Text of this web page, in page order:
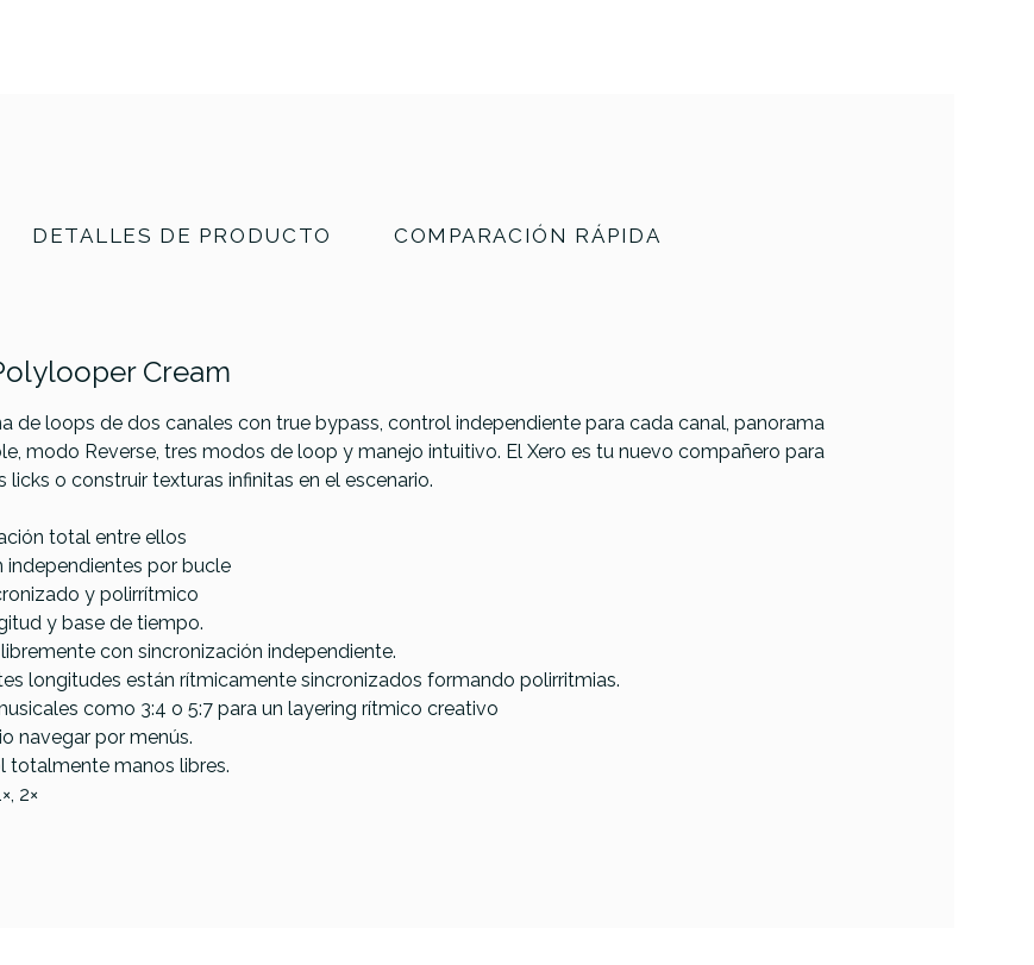
DETALLES DE PRODUCTO COMPARACIÓN RÁPIDA
Cream
de loops de dos canales con true bypass, control independiente para cada canal, panorama
modo Reverse, tres modos de loop y manejo intuitivo. El Xero es tu nuevo compañero para
o construir texturas infinitas en el escenario.
total entre ellos
independientes por bucle
y polirrítmico
y base de tiempo.
con sincronización independiente.
longitudes están rítmicamente sincronizados formando polirritmias.
como 3:4 o 5:7 para un layering rítmico creativo
navegar por menús.
totalmente manos libres.
2×